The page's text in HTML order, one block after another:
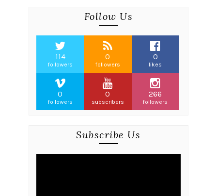
Follow Us
114
followers
0
followers
0
likes
0
followers
0
subscribers
266
followers
Subscribe Us